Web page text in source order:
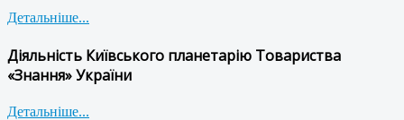
Детальніше...
Діяльність Київського планетарію Товариства
«Знання» України
Детальніше...